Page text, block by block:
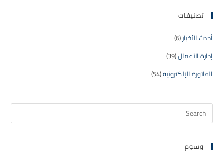
تصنيفات
أحدث الأخبار(6)
إدارة الأعمال(39)
الفاتورة الإلكترونية(54)
وسوم